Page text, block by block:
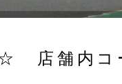
店舗内コ